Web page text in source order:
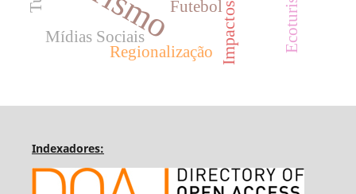
Impactos
Mídias Sociais
Regionalização
Futebol
Indexadores: